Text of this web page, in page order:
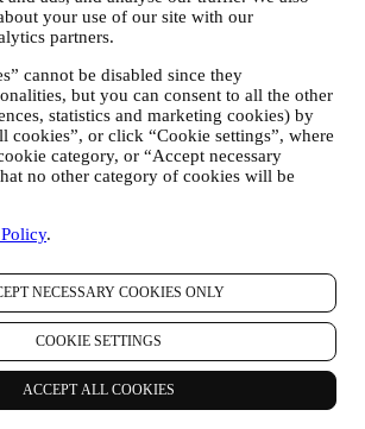
your use of our site with our
partners.
cannot be disabled since they
but you can consent to all the other
statistics and marketing cookies) by
cookies”, or click “Cookie settings”, where
category, or “Accept necessary
no other category of cookies will be
.
NECESSARY COOKIES ONLY
COOKIE SETTINGS
ACCEPT ALL COOKIES
en ligne est notre priorité
font l’objet d’une conservation sécurisée
en matière de protection des données. Nous
est très importante dans le cadre des achats en
nous avons recours aux technologies les plus
vos données personnelles et les détails de
pour faciliter vos achats et adapter nos
dont les utilisateurs utilisent notre site web
de rendre la démarche plus facile et plus
pour optimaliser l’expérience culinaire
vous transmettre des nouvelles et des offres
partie de la base de données de clients du
les newsletters et les communications
nous vous enverrons des informations